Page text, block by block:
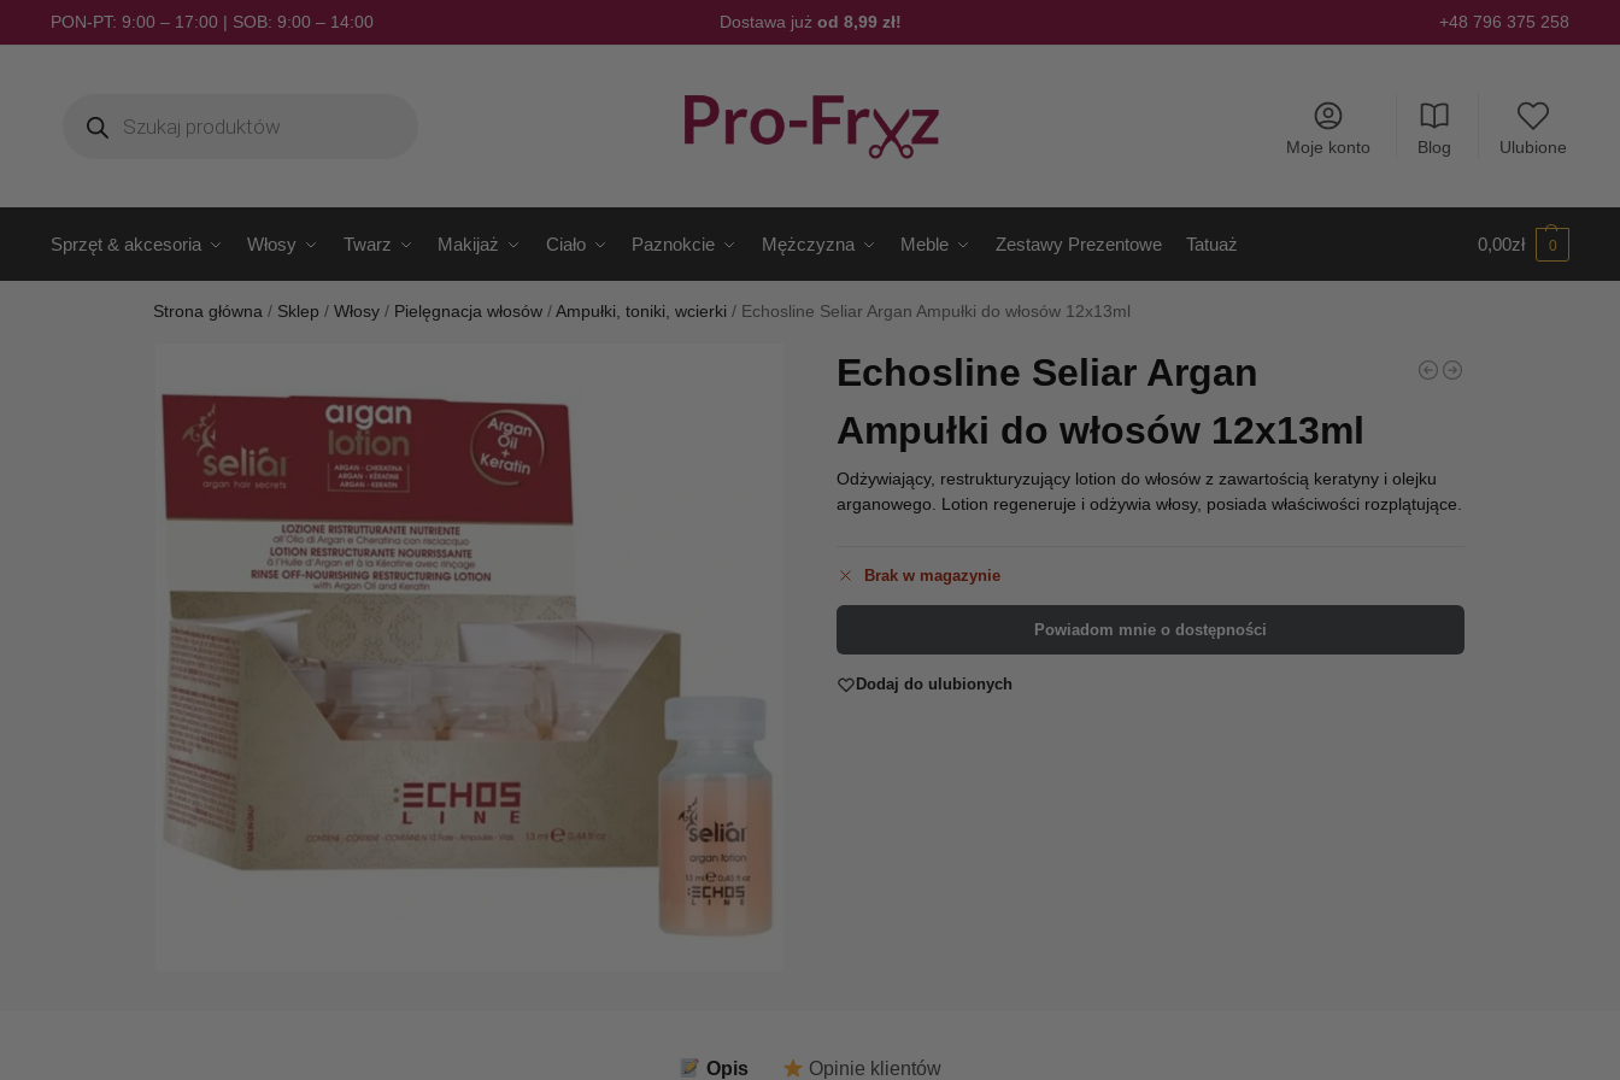
PON-PT: 9:00 – 17:00 | SOB: 9:00 – 14:00 Dostawa już od 8,99 zł! +48 796 375 258
Moje konto Blog Ulubione
Sprzęt & akcesoria Włosy Twarz Makijaż Ciało Paznokcie Mężczyzna Meble Zestawy Prezentowe Tatuaż 0,00zł 0
Strona główna / Sklep /Włosy / Pielęgnacja włosów /Ampułki, toniki, wcierki / Echosline Seliar Argan Ampułki do włosów 12x13ml
Echosline Seliar Argan
Ampułki do włosów 12x13ml
Odżywiający, restrukturyzujący lotion do włosów z zawartością keratyny i olejku
arganowego. Lotion regeneruje i odżywia włosy, posiada właściwości rozplątujące.
Brak w magazynie
Powiadom mnie o dostępności
Dodaj do ulubionych
Opis Opinie klientów